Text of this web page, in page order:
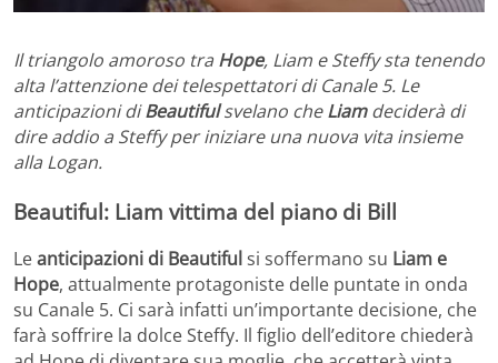
Il triangolo amoroso tra Hope, Liam e Steffy sta tenendo
alta l’attenzione dei telespettatori di Canale 5. Le
anticipazioni diBeautifulsvelano cheLiamdeciderà di
dire addio a Steffy per iniziare una nuova vita insieme
alla Logan.
Beautiful: Liam vittima del piano di Bill
Leanticipazioni di Beautifulsi soffermano su Liam e
Hope, attualmente protagoniste delle puntate in onda
su Canale 5. Ci sarà infatti un’importante decisione, che
farà soffrire la dolce Steffy. Il figlio dell’editore chiederà